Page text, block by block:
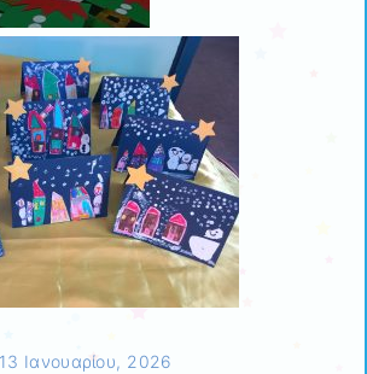
13 Ιανουαρίου, 2026